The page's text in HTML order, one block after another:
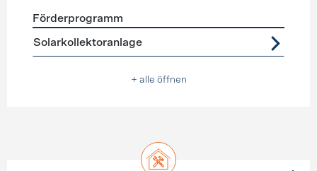
Förderprogramme
Förderprogramm
Solarkollektoranlage
+ alle öffnen